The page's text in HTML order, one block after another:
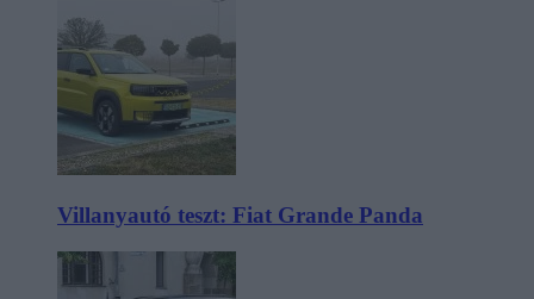
Villanyautó teszt: Fiat Grande Panda